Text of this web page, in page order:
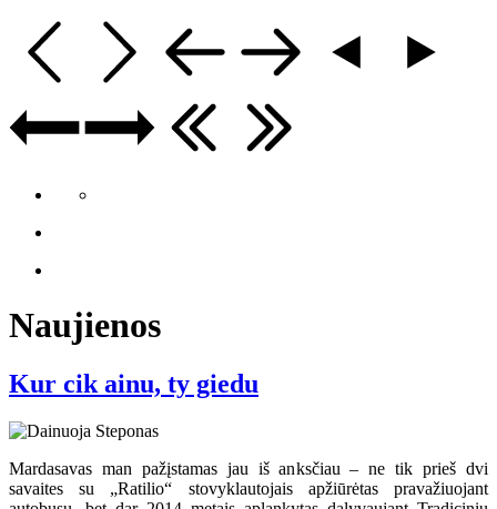
Naujienos
Kur cik ainu, ty giedu
Mardasavas man pažįstamas jau iš anksčiau – ne tik prieš dvi
savaites su „Ratilio“ stovyklautojais apžiūrėtas pravažiuojant